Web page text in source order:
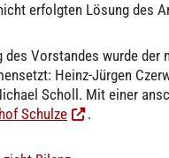
erfolgten Lösung des
des Vorstandes wurde
Heinz-Jürgen
Scholl. Mit einer
Schulze .